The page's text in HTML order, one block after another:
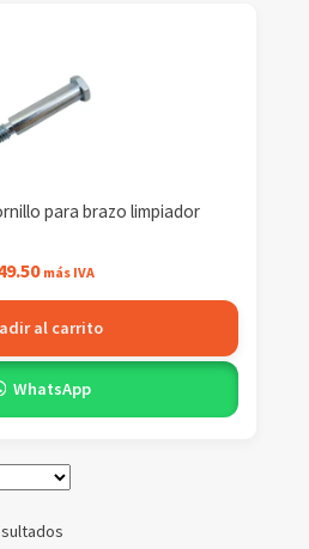
para brazo limpiador
más IVA
al carrito
WhatsApp